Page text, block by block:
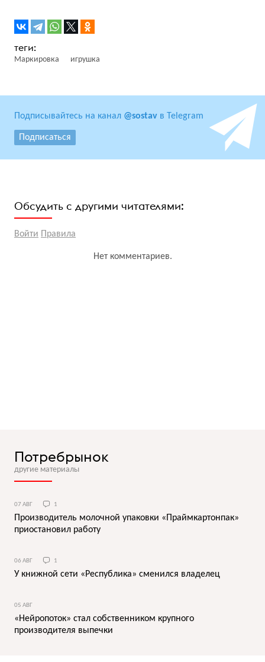
Маркировка игрушка
Подписывайтесь на канал @sostav в Telegram
Подписаться
Обсудить с другими читателями:
Войти Правила
Нет комментариев.
Потребрынок
другие материалы
07 АВГ 1
Производитель молочной упаковки «Праймкартонпак»
приостановил работу
06 АВГ 1
У книжной сети «Республика» сменился владелец
05 АВГ
«Нейропоток» стал собственником крупного
производителя выпечки